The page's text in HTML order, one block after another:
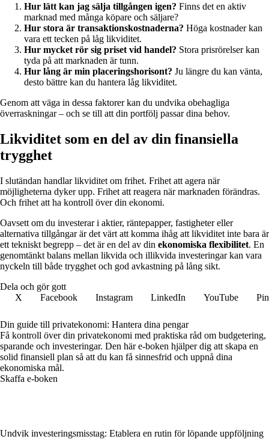
Hur lätt kan jag sälja tillgången igen? Finns det en aktiv
marknad med många köpare och säljare?
Hur stora är transaktionskostnaderna? Höga kostnader kan
vara ett tecken på låg likviditet.
Hur mycket rör sig priset vid handel? Stora prisrörelser kan
tyda på att marknaden är tunn.
Hur lång är min placeringshorisont? Ju längre du kan vänta,
desto bättre kan du hantera låg likviditet.
Genom att väga in dessa faktorer kan du undvika obehagliga
överraskningar – och se till att din portfölj passar dina behov.
Likviditet som en del av din finansiella
trygghet
I slutändan handlar likviditet om frihet. Frihet att agera när
möjligheterna dyker upp. Frihet att reagera när marknaden förändras.
Och frihet att ha kontroll över din ekonomi.
Oavsett om du investerar i aktier, räntepapper, fastigheter eller
alternativa tillgångar är det värt att komma ihåg att likviditet inte bara är
ett tekniskt begrepp – det är en del av din ekonomiska flexibilitet. En
genomtänkt balans mellan likvida och illikvida investeringar kan vara
nyckeln till både trygghet och god avkastning på lång sikt.
Dela och gör gott
X
Facebook Instagram LinkedIn YouTube
Din guide till privatekonomi: Hantera dina pengar
Få kontroll över din privatekonomi med praktiska råd om budgetering,
sparande och investeringar. Den här e-boken hjälper dig att skapa en
solid finansiell plan så att du kan få sinnesfrid och uppnå dina
ekonomiska mål.
Skaffa e-boken
Undvik investeringsmisstag: Etablera en rutin för löpande uppföljning